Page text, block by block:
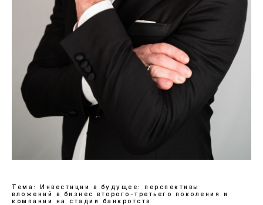
Тема: Инвестиции в будущее: перспективы
вложений в бизнес второго-третьего поколения и
компании на стадии банкротств